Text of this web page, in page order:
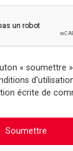
« soumettre
écrite de